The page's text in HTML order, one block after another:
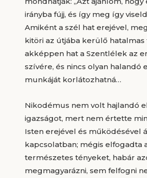
irányba fújj, és így meg így
Amiként a szél hat erejével,
kitöri az útjába kerülő hatalmas
akképpen hat a Szentlélek az
szívére, és nincs olyan halandó
munkáját korlátozhatná…
Nikodémus nem volt hajlandó
igazságot, mert nem értette
Isten erejével és működésével
kapcsolatban; mégis elfogadta
természetes tényeket, habár
megmagyarázni, sem felfogni